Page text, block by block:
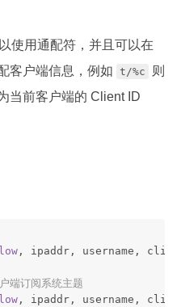
使用通配符，并且可以在
客户端信息，例如 t/%c
则
当前客户端的 Client ID
, ipaddr, username,
订阅系统主题
, ipaddr, username,